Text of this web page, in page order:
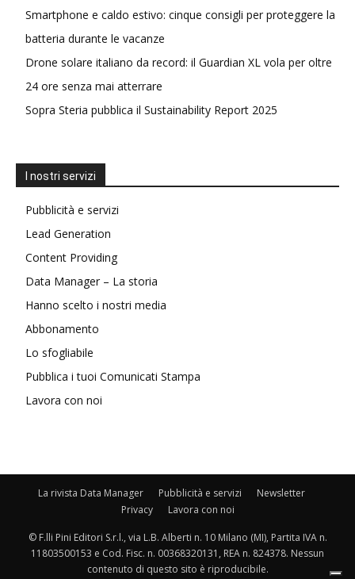
Smartphone e caldo estivo: cinque consigli per proteggere la
batteria durante le vacanze
Drone solare italiano da record: il Guardian XL vola per oltre
24 ore senza mai atterrare
Sopra Steria pubblica il Sustainability Report 2025
I nostri servizi
Pubblicità e servizi
Lead Generation
Content Providing
Data Manager – La storia
Hanno scelto i nostri media
Abbonamento
Lo sfogliabile
Pubblica i tuoi Comunicati Stampa
Lavora con noi
La rivista Data Manager Pubblicità e servizi
Newsletter
Privacy
Lavora con noi
© F.lli Pini Editori S.r.l., via L.B. Alberti n. 10 Milano (MI), Partita IVA n.
11803500153 e Cod. Fisc. n. 00368320131, REA n. 824378. Nessun
contenuto di questo sito è riproducibile.